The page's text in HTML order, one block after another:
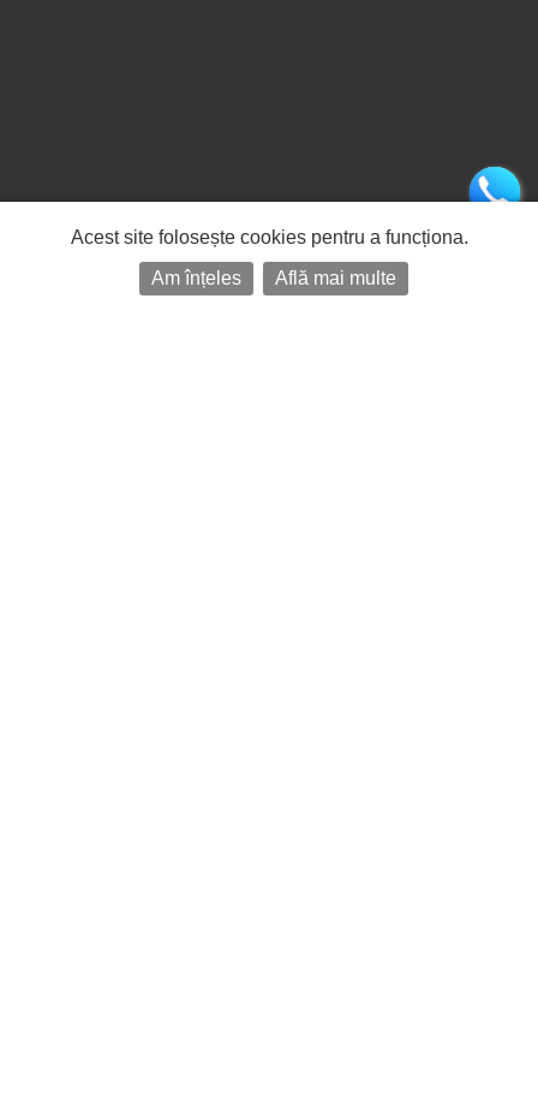
Acest site folosește cookies pentru a funcționa.
Am înțeles
Află mai multe